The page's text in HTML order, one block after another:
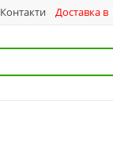
Контакти Доставка в